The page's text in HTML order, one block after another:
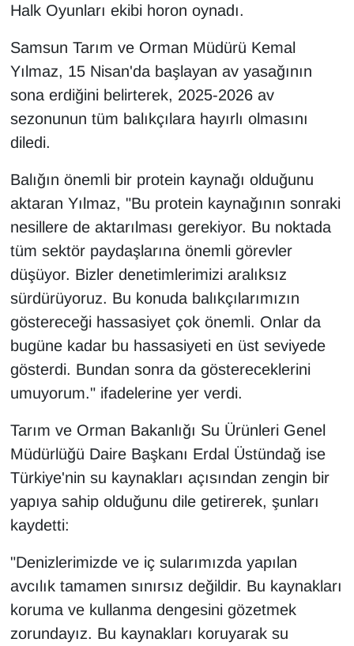
Halk Oyunları ekibi horon oynadı.
Samsun Tarım ve Orman Müdürü Kemal
Yılmaz, 15 Nisan'da başlayan av yasağının
sona erdiğini belirterek, 2025-2026 av
sezonunun tüm balıkçılara hayırlı olmasını
diledi.
Balığın önemli bir protein kaynağı olduğunu
aktaran Yılmaz, "Bu protein kaynağının sonraki
nesillere de aktarılması gerekiyor. Bu noktada
tüm sektör paydaşlarına önemli görevler
düşüyor. Bizler denetimlerimizi aralıksız
sürdürüyoruz. Bu konuda balıkçılarımızın
göstereceği hassasiyet çok önemli. Onlar da
bugüne kadar bu hassasiyeti en üst seviyede
gösterdi. Bundan sonra da göstereceklerini
umuyorum." ifadelerine yer verdi.
Tarım ve Orman Bakanlığı Su Ürünleri Genel
Müdürlüğü Daire Başkanı Erdal Üstündağ ise
Türkiye'nin su kaynakları açısından zengin bir
yapıya sahip olduğunu dile getirerek, şunları
kaydetti:
"Denizlerimizde ve iç sularımızda yapılan
avcılık tamamen sınırsız değildir. Bu kaynakları
koruma ve kullanma dengesini gözetmek
zorundayız. Bu kaynakları koruyarak su